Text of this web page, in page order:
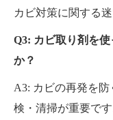
カビ対策に関する
Q3: カビ取り剤を
か？
A3: カビの再発を
検・清掃が重要で